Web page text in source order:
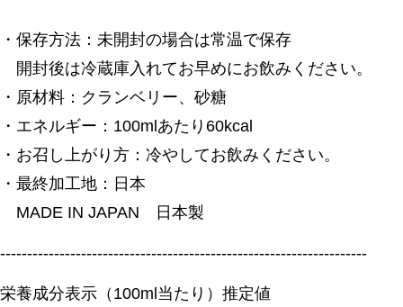
・保存方法：未開封の場合は常温で保存
開封後は冷蔵庫入れてお早めにお飲みください。
・原材料：クランベリー、砂糖
・エネルギー：100mlあたり60kcal
・お召し上がり方：冷やしてお飲みください。
・最終加工地：日本
MADE IN JAPAN 日本製
--------------------------------------------------------------------
栄養成分表示（100ml当たり）推定値